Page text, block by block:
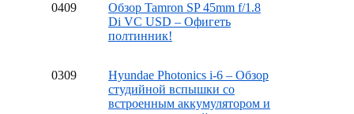
0409
Обзор Tamron SP 45mm f/1.8
Di VC USD – Офигеть
полтинник!
0309
Hyundae Photonics i-6 – Обзор
студийной вспышки со
встроенным аккумулятором и